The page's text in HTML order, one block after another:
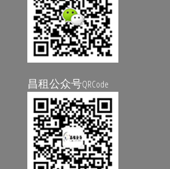
昌租公众号QRCode